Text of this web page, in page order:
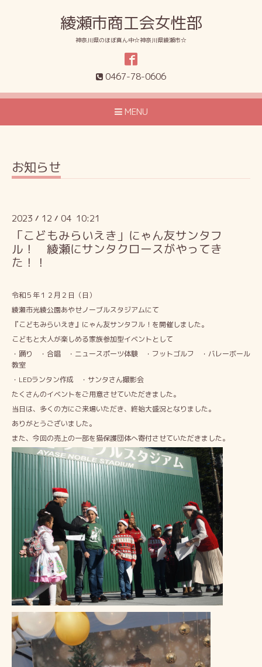
綾瀬市商工会女性部
神奈川県のほぼ真ん中☆神奈川県綾瀬市☆
0467-78-0606
MENU
お知らせ
2023 / 12 / 04 10:21
「こどもみらいえき」にゃん友サンタフ
ル！ 綾瀬にサンタクロースがやってき
た！！
令和５年１２月２日（日）
綾瀬市光綾公園あやせノーブルスタジアムにて
『こどもみらいえき』にゃん友サンタフル！を開催しました。
こどもと大人が楽しめる家族参加型イベントとして
・踊り ・合唱 ・ニュースポーツ体験 ・フットゴルフ ・バレーボール
教室
・LEDランタン作成 ・サンタさん撮影会
たくさんのイベントをご用意させていただきました。
当日は、多くの方にご来場いただき、終始大盛況となりました。
ありがとうございました。
また、今回の売上の一部を猫保護団体へ寄付させていただきました。